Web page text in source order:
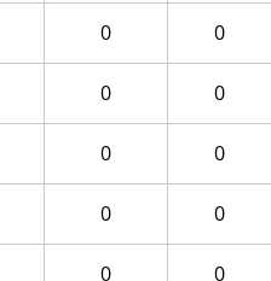
0 0
0 0
0 0
0 0
0 0